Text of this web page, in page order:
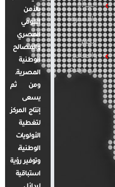
المرأة
والأسرة
مصر
والعالم
في أرقام
بالأمن
القومي
المصري
والمصالح
الوطنية
المصرية.
ومن ثم
يسعى
إنتاج المركز
لتغطية
الأولويات
الوطنية،
وتوفير رؤية
استباقية